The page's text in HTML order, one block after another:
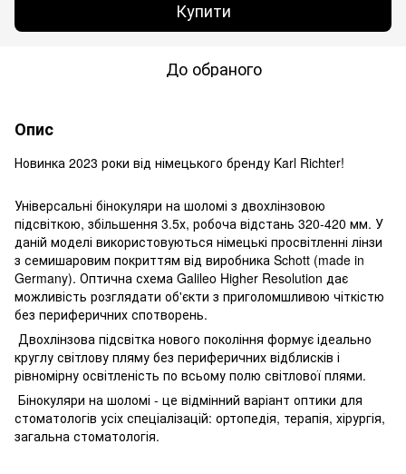
Купити
До обраного
Опис
Новинка 2023 роки від німецького бренду Karl Richter!
Універсальні бінокуляри на шоломі з двохлінзовою
підсвіткою, збільшення 3.5х, робоча відстань 320-420 мм. У
даній моделі використовуються німецькі просвітленні лінзи
з семишаровим покриттям від виробника Schott (made in
Germany). Оптична схема Galileo Higher Resolution дає
можливість розглядати об'єкти з приголомшливою чіткістю
без периферичних спотворень.
Двохлінзова підсвітка нового покоління формує ідеально
круглу світлову пляму без периферичних відблисків і
рівномірну освітленість по всьому полю світлової плями.
Бінокуляри на шоломі - це відмінний варіант оптики для
стоматологів усіх спеціалізацій: ортопедія, терапія, хірургія,
загальна стоматологія.